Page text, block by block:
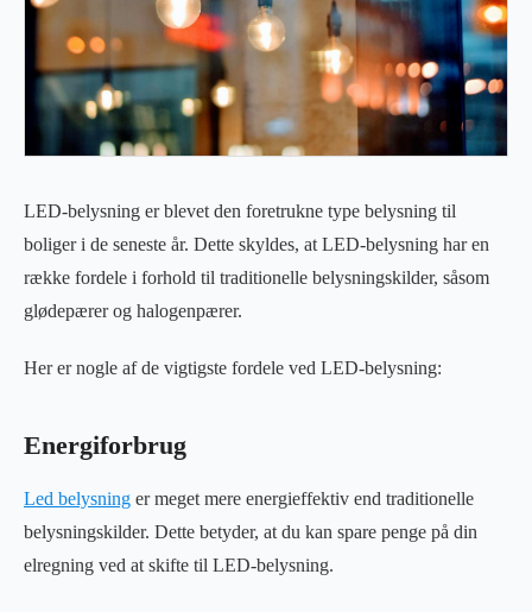
LED-belysning er blevet den foretrukne type belysning til
boliger i de seneste år. Dette skyldes, at LED-belysning har en
række fordele i forhold til traditionelle belysningskilder, såsom
glødepærer og halogenpærer.
Her er nogle af de vigtigste fordele ved LED-belysning:
Energiforbrug
Led belysning er meget mere energieffektiv end traditionelle
belysningskilder. Dette betyder, at du kan spare penge på din
elregning ved at skifte til LED-belysning.